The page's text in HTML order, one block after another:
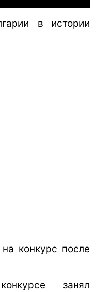
в истории
конкурс после
занял